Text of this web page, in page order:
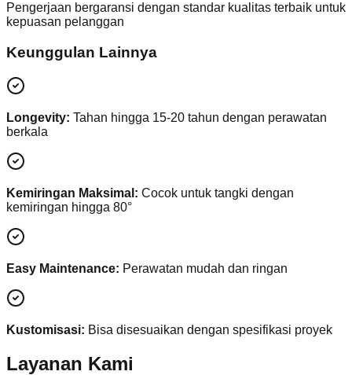
Pengerjaan bergaransi dengan standar kualitas terbaik untuk
kepuasan pelanggan
Keunggulan Lainnya
Longevity: Tahan hingga 15-20 tahun dengan perawatan
berkala
Kemiringan Maksimal: Cocok untuk tangki dengan
kemiringan hingga 80°
Easy Maintenance: Perawatan mudah dan ringan
Kustomisasi: Bisa disesuaikan dengan spesifikasi proyek
Layanan Kami